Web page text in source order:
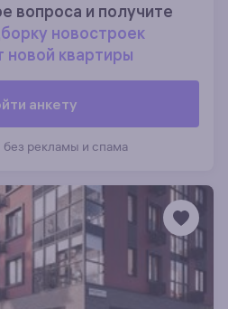
вопроса и получите
новостроек
новой квартиры
анкету
без рекламы и спама